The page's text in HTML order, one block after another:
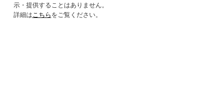
示・提供することはありません。
詳細は こちら をご覧ください。